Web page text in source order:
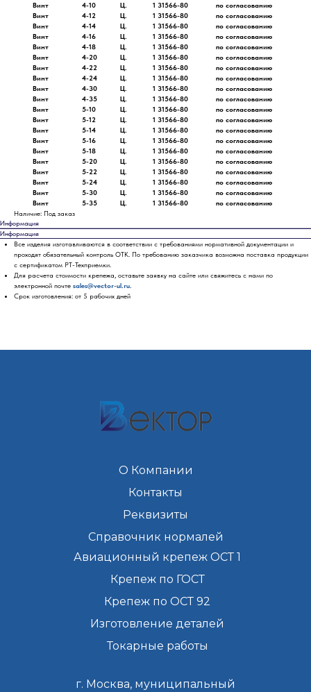
Винт
4-10 Ц. 1 31566-80
по согласованию
Винт
4-12 Ц. 1 31566-80
по согласованию
Винт
4-14 Ц. 1 31566-80
по согласованию
Винт
4-16 Ц. 1 31566-80
по согласованию
Винт
4-18 Ц. 1 31566-80
по согласованию
Винт
4-20 Ц. 1 31566-80
по согласованию
Винт
4-22 Ц. 1 31566-80
по согласованию
Винт
4-24 Ц. 1 31566-80
по согласованию
Винт
4-30 Ц. 1 31566-80
по согласованию
Винт
4-35 Ц. 1 31566-80
по согласованию
Винт
5-10 Ц. 1 31566-80
по согласованию
Винт
5-12 Ц. 1 31566-80
по согласованию
Винт
5-14 Ц. 1 31566-80
по согласованию
Винт
5-16 Ц. 1 31566-80
по согласованию
Винт
5-18 Ц. 1 31566-80
по согласованию
Винт
5-20 Ц. 1 31566-80
по согласованию
Винт
5-22 Ц. 1 31566-80
по согласованию
Винт
5-24 Ц. 1 31566-80
по согласованию
Винт
5-30 Ц. 1 31566-80
по согласованию
Винт
5-35 Ц. 1 31566-80
по согласованию
Наличие: Под заказ
Информация
Информация
Все изделия изготавливаются в соответствии с требованиями нормативной документации и
проходят обязательный контроль ОТК. По требованию заказчика возможна поставка продукции
с сертификатом РТ-Техприемки.
Для расчета стоимости крепежа, оставьте заявку на сайте или свяжитесь с нами по
электронной почте sales@vector-ul.ru.
Срок изготовления: от 5 рабочих дней
г. Москва, муниципальный
О Компании
Контакты
Реквизиты
Справочник нормалей
Авиационный крепеж ОСТ 1
Крепеж по ГОСТ
Крепеж по ОСТ 92
Изготовление деталей
Токарные работы